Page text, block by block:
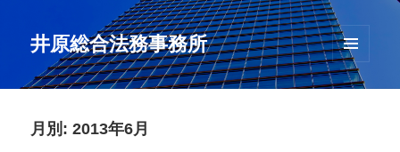
井原総合法務事務所
メニュ
ーとウ
月別: 2013年6月